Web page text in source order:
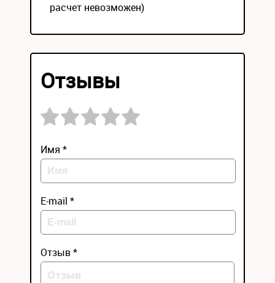
расчет невозможен)
Отзывы
Имя *
E-mail *
Отзыв *